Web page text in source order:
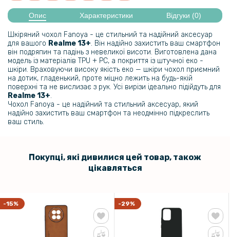
439 грн
Чохол - книжка Fabric Texture для Tecno Spark 30C
219 грн
299 грн
Чохол - накладка Ricco Camera Sliding для Realme 13+
144 грн
119 грн
Прозорий силіконовий чохол - накладка для Tecno Spark 30C
79 грн
Опис Характеристики Відгуки (0)
Шкіряний чохол Fanoya - це стильний та надійний аксесуар
для вашого Realme 13+. Він надійно захистить ваш смартфон
він подряпин та падінь з невеликої висоти. Виготовлена дана
модель із матеріалів TPU + PC, а покриття із штучної еко -
шкіри. Враховуючи високу якість еко — шкіри чохол приємний
на дотик, гладенький, проте міцно лежить на будь-якій
поверхні та не вислизає з рук. Усі вирізи ідеально підійдуть для
Realme 13+.
Чохол Fanoya - це надійний та стильний аксесуар, який
надійно захистить ваш смартфон та неодмінно підкреслить
ваш стиль.
Покупці, які дивилися цей товар, також
цікавляться
-15% -29%